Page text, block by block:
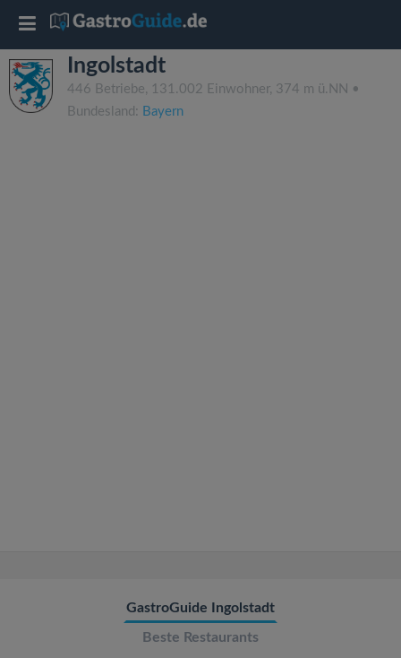
Ingolstadt
446 Betriebe, 131.002 Einwohner, 374 m ü.NN •
Bundesland: Bayern
GastroGuide Ingolstadt
Beste Restaurants
T
o
g